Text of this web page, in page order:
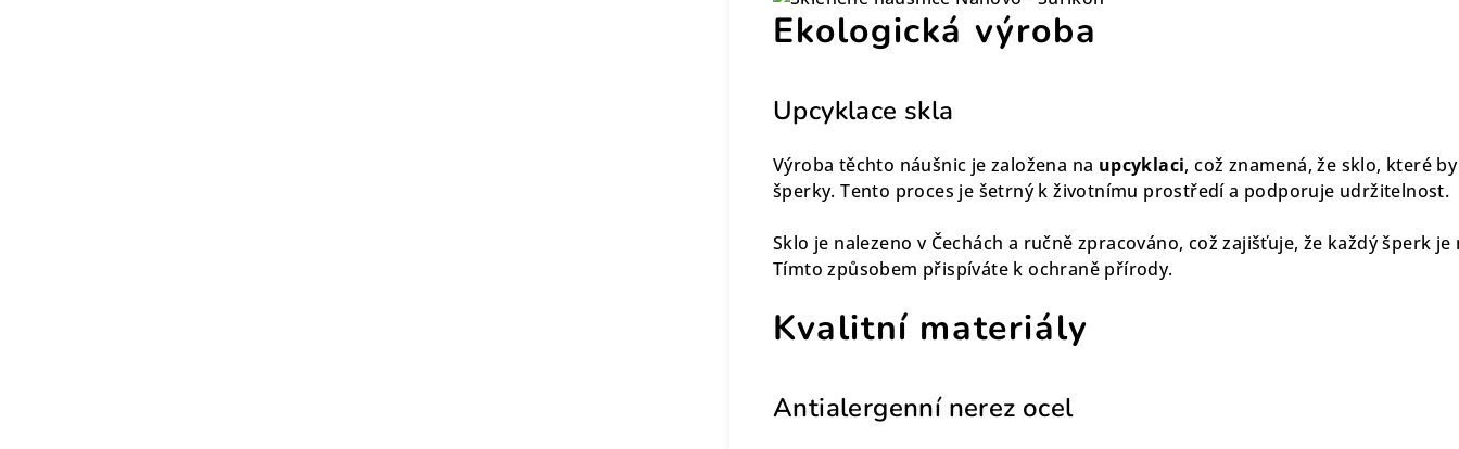
Ekologická výroba
Upcyklace skla
Výroba těchto náušnic je založena na upcyklaci, což znamená, že sklo, které
šperky. Tento proces je šetrný k životnímu prostředí a podporuje udržitelnost.
Sklo je nalezeno v Čechách a ručně zpracováno, což zajišťuje, že každý šperk
Tímto způsobem přispíváte k ochraně přírody.
Kvalitní materiály
Antialergenní nerez ocel